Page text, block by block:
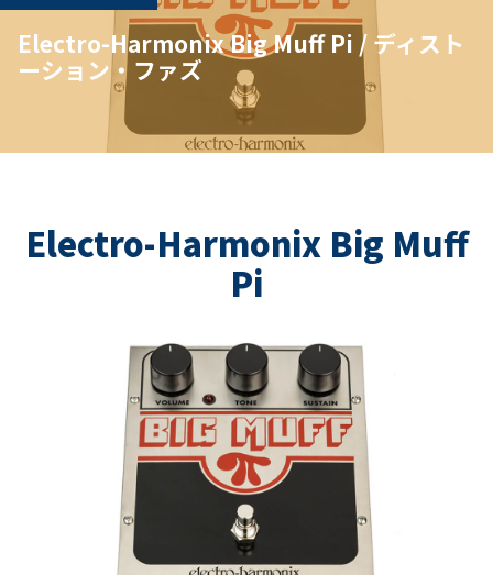
Electro-Harmonix Big Muff Pi / ディスト
ーション・ファズ
Electro-Harmonix Big Muff
Pi